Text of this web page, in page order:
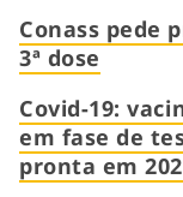
Conass pede
3ª dose
Covid-19:
em fase de
pronta em